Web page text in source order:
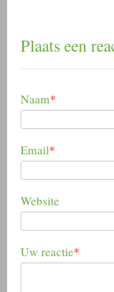
Plaats een
Naam*
Email*
Website
Uw reactie*